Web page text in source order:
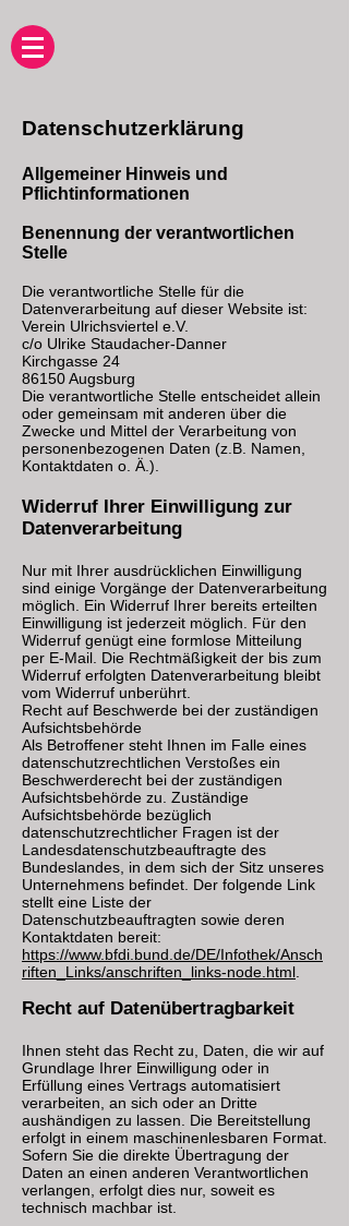
Datenschutzerklärung
Allgemeiner Hinweis und
Pflichtinformationen
Benennung der verantwortlichen
Stelle
Die verantwortliche Stelle für die
Datenverarbeitung auf dieser Website ist:
Verein Ulrichsviertel e.V.
c/o Ulrike Staudacher-Danner
Kirchgasse 24
86150 Augsburg
Die verantwortliche Stelle entscheidet allein
oder gemeinsam mit anderen über die
Zwecke und Mittel der Verarbeitung von
personenbezogenen Daten (z.B. Namen,
Kontaktdaten o. Ä.).
Widerruf Ihrer Einwilligung zur
Datenverarbeitung
Nur mit Ihrer ausdrücklichen Einwilligung
sind einige Vorgänge der Datenverarbeitung
möglich. Ein Widerruf Ihrer bereits erteilten
Einwilligung ist jederzeit möglich. Für den
Widerruf genügt eine formlose Mitteilung
per E-Mail. Die Rechtmäßigkeit der bis zum
Widerruf erfolgten Datenverarbeitung bleibt
vom Widerruf unberührt.
Recht auf Beschwerde bei der zuständigen
Aufsichtsbehörde
Als Betroffener steht Ihnen im Falle eines
datenschutzrechtlichen Verstoßes ein
Beschwerderecht bei der zuständigen
Aufsichtsbehörde zu. Zuständige
Aufsichtsbehörde bezüglich
datenschutzrechtlicher Fragen ist der
Landesdatenschutzbeauftragte des
Bundeslandes, in dem sich der Sitz unseres
Unternehmens befindet. Der folgende Link
stellt eine Liste der
Datenschutzbeauftragten sowie deren
Kontaktdaten bereit:
https://www.bfdi.bund.de/DE/Infothek/Ansch
riften_Links/anschriften_links-node.html
Recht auf Datenübertragbarkeit
Ihnen steht das Recht zu, Daten, die wir auf
Grundlage Ihrer Einwilligung oder in
Erfüllung eines Vertrags automatisiert
verarbeiten, an sich oder an Dritte
aushändigen zu lassen. Die Bereitstellung
erfolgt in einem maschinenlesbaren Format.
Sofern Sie die direkte Übertragung der
Daten an einen anderen Verantwortlichen
verlangen, erfolgt dies nur, soweit es
technisch machbar ist.